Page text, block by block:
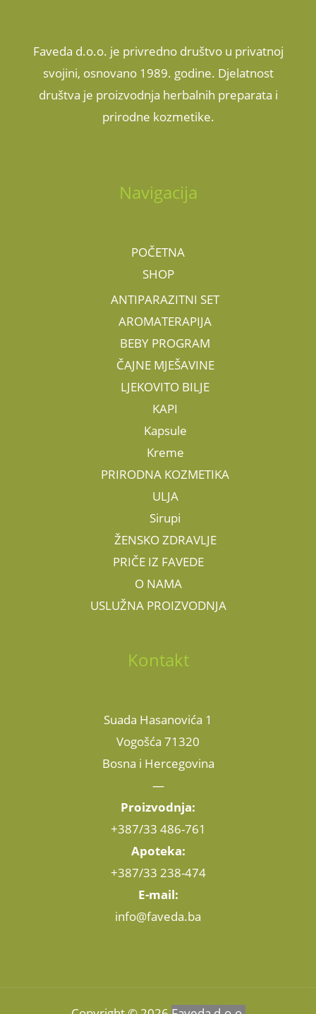
Faveda d.o.o. je privredno društvo u privatnoj
svojini, osnovano 1989. godine. Djelatnost
društva je proizvodnja herbalnih preparata i
prirodne kozmetike.
Navigacija
POČETNA
SHOP
ANTIPARAZITNI SET
AROMATERAPIJA
BEBY PROGRAM
ČAJNE MJEŠAVINE
LJEKOVITO BILJE
KAPI
Kapsule
Kreme
PRIRODNA KOZMETIKA
ULJA
Sirupi
ŽENSKO ZDRAVLJE
PRIČE IZ FAVEDE
O NAMA
USLUŽNA PROIZVODNJA
Kontakt
Suada Hasanovića 1
Vogošća 71320
Bosna i Hercegovina
—
Proizvodnja:
+387/33 486-761
Apoteka:
+387/33 238-474
E-mail:
info@faveda.ba